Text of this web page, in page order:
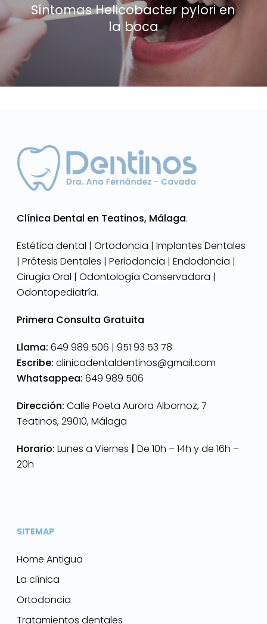
Síntomas Helicobacter pylori en
la boca
Clínica Dental en Teatinos, Málaga.
Estética dental | Ortodoncia | Implantes Dentales
| Prótesis Dentales | Periodoncia | Endodoncia |
Cirugía Oral | Odontología Conservadora |
Odontopediatría.
Primera Consulta Gratuita
Llama: 649 989 506 | 951 93 53 78
Escribe: clinicadentaldentinos@gmail.com
Whatsappea: 649 989 506
Dirección: Calle Poeta Aurora Albornoz, 7
Teatinos, 29010, Málaga
Horario: Lunes a Viernes | De 10h – 14h y de 16h –
20h
SITEMAP
Home Antigua
La clínica
Ortodoncia
Tratamientos dentales